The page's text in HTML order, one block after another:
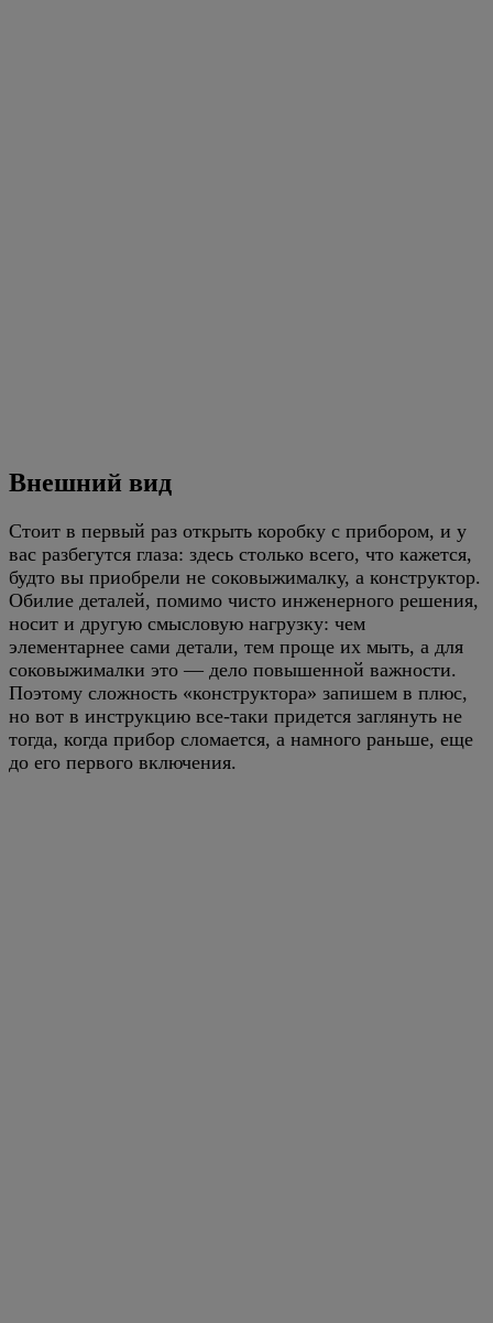
Внешний вид
Стоит в первый раз открыть коробку с прибором, и у
вас разбегутся глаза: здесь столько всего, что кажется,
будто вы приобрели не соковыжималку, а конструктор.
Обилие деталей, помимо чисто инженерного решения,
носит и другую смысловую нагрузку: чем
элементарнее сами детали, тем проще их мыть, а для
соковыжималки это — дело повышенной важности.
Поэтому сложность «конструктора» запишем в плюс,
но вот в инструкцию все-таки придется заглянуть не
тогда, когда прибор сломается, а намного раньше, еще
до его первого включения.